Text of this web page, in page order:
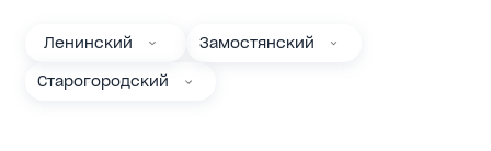
Ленинский Замостянский
Старогородский